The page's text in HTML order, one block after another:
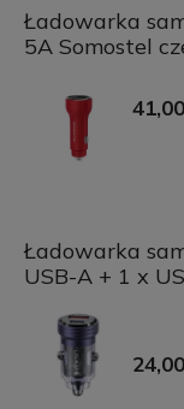
Ładowarka
5A Somostel
Ładowarka
USB-A + 1 x